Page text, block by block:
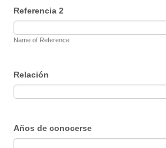
Referencia 2
Name of Reference
Relación
Años de conocerse